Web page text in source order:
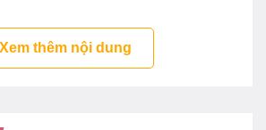
Xem thêm nội dung